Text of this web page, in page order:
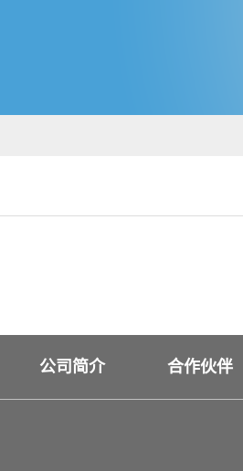
公司简介 合作伙伴